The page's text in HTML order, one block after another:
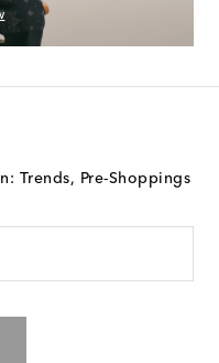
Trends, Pre-Shoppings